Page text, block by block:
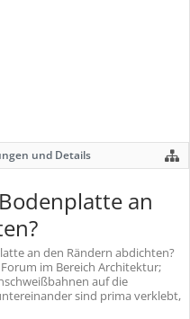
und Details
an
an den Rändern abdichten?
Forum im Bereich Architektur;
auf die
sind prima verklebt,